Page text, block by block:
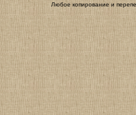
Любое копирование и